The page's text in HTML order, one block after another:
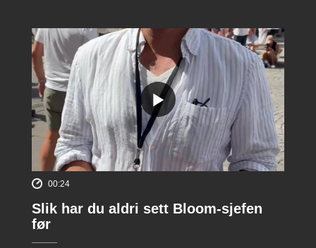
00:24
Slik har du aldri sett Bloom-sjefen
før